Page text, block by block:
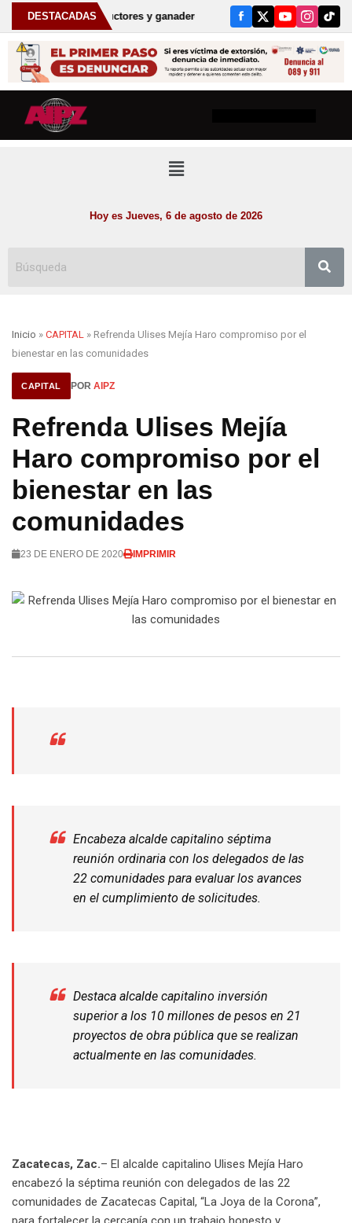
DESTACADAS
mil productores y ganaderos, anuncia Gobernador David Monreal
Hoy es Jueves, 6 de agosto de 2026
Inicio » CAPITAL » Refrenda Ulises Mejía Haro compromiso por el
bienestar en las comunidades
CAPITAL POR AIPZ
Refrenda Ulises Mejía
Haro compromiso por el
bienestar en las
comunidades
23 DE ENERO DE 2020 IMPRIMIR
Encabeza alcalde capitalino séptima
reunión ordinaria con los delegados de las
22 comunidades para evaluar los avances
en el cumplimiento de solicitudes.
Destaca alcalde capitalino inversión
superior a los 10 millones de pesos en 21
proyectos de obra pública que se realizan
actualmente en las comunidades.
Zacatecas, Zac.– El alcalde capitalino Ulises Mejía Haro
encabezó la séptima reunión con delegados de las 22
comunidades de Zacatecas Capital, “La Joya de la Corona”,